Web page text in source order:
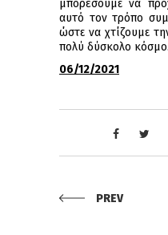
μπορέσουμε να
αυτό τον τρόπο
ώστε να χτίζουμε
πολύ δύσκολο κόσμο.
06/12/2021
PREV